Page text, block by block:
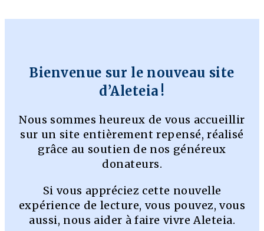
Bienvenue sur le nouveau site
d’Aleteia !
Nous sommes heureux de vous accueillir
sur un site entièrement repensé, réalisé
grâce au soutien de nos généreux
donateurs.
Si vous appréciez cette nouvelle
expérience de lecture, vous pouvez, vous
aussi, nous aider à faire vivre Aleteia.